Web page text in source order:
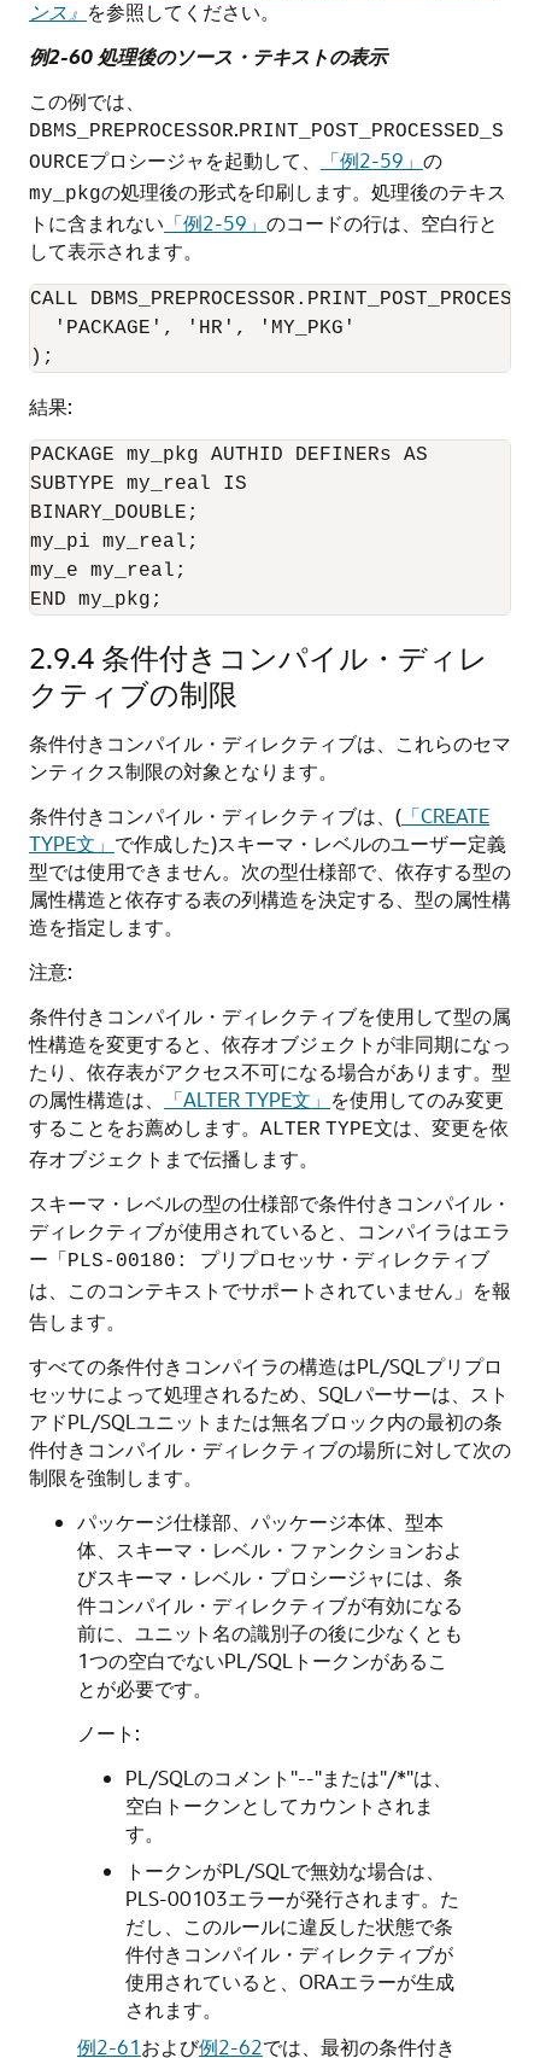
ンス』 を参照してください。
例2-60 処理後のソース・テキストの表示
この例では、
DBMS_PREPROCESSOR.PRINT_POST_PROCESSED_S
OURCEプロシージャを起動して、 「例2-59」 の
my_pkgの処理後の形式を印刷します。処理後のテキス
トに含まれない 「例2-59」 のコードの行は、空白行と
して表示されます。
CALL
'PACKAGE', 'HR', 'MY_PKG'
結果:
PACKAGE my_pkg AUTHID DEFINERs AS
SUBTYPE my_real IS
BINARY_DOUBLE;
my_pi my_real;
my_e my_real;
END my_pkg;
2.9.4条件付きコンパイル・ディレ
クティブの制限
条件付きコンパイル・ディレクティブは、これらのセマ
ンティクス制限の対象となります。
条件付きコンパイル・ディレクティブは、( 「CREATE
TYPE文」 で作成した)スキーマ・レベルのユーザー定義
型では使用できません。次の型仕様部で、依存する型の
属性構造と依存する表の列構造を決定する、型の属性構
造を指定します。
注意:
条件付きコンパイル・ディレクティブを使用して型の属
性構造を変更すると、依存オブジェクトが非同期になっ
たり、依存表がアクセス不可になる場合があります。型
の属性構造は、
「ALTER TYPE文」 を使用してのみ変更
することをお薦めします。 ALTER TYPE文は、変更を依
存オブジェクトまで伝播します。
スキーマ・レベルの型の仕様部で条件付きコンパイル・
ディレクティブが使用されていると、コンパイラはエラ
ー「PLS-00180: プリプロセッサ・ディレクティブ
は、このコンテキストでサポートされていません 」を報
告します。
すべての条件付きコンパイラの構造はPL/SQLプリプロ
セッサによって処理されるため、SQLパーサーは、スト
アドPL/SQLユニットまたは無名ブロック内の最初の条
件付きコンパイル・ディレクティブの場所に対して次の
制限を強制します。
パッケージ仕様部、パッケージ本体、型本
体、スキーマ・レベル・ファンクションおよ
びスキーマ・レベル・プロシージャには、条
件コンパイル・ディレクティブが有効になる
前に、ユニット名の識別子の後に少なくとも
1つの空白でないPL/SQLトークンがあるこ
とが必要です。
ノート:
PL/SQLのコメント"--"または"/*"は、
空白トークンとしてカウントされま
す。
トークンがPL/SQLで無効な場合は、
PLS-00103エラーが発行されます。た
だし、このルールに違反した状態で条
件付きコンパイル・ディレクティブが
使用されていると、ORAエラーが生成
されます。
例2-61および例2-62では、最初の条件付き